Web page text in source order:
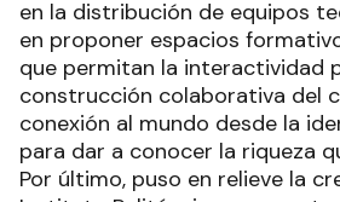
en la distribución de equipos
en proponer espacios
que permitan la interactividad
construcción colaborativa del
conexión al mundo desde la
para dar a conocer la riqueza
Por último, puso en relieve la